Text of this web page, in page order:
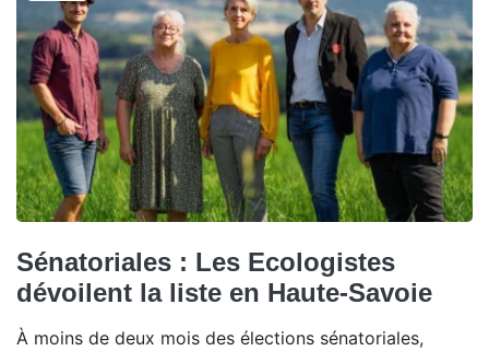
Sénatoriales : Les Ecologistes
dévoilent la liste en Haute-Savoie
À moins de deux mois des élections sénatoriales,